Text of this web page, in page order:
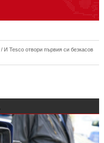
/ И Tesco отвори първия си безкасов